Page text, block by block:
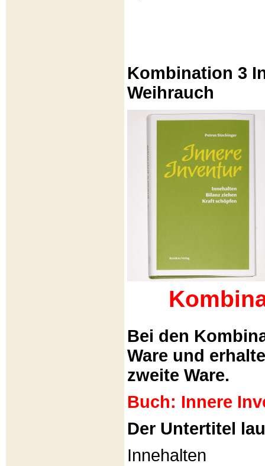
Kombination 3
Weihrauch
Bei den
Ware und
zweite Ware.
Buch: Innere
Der Untertitel
Innehalten